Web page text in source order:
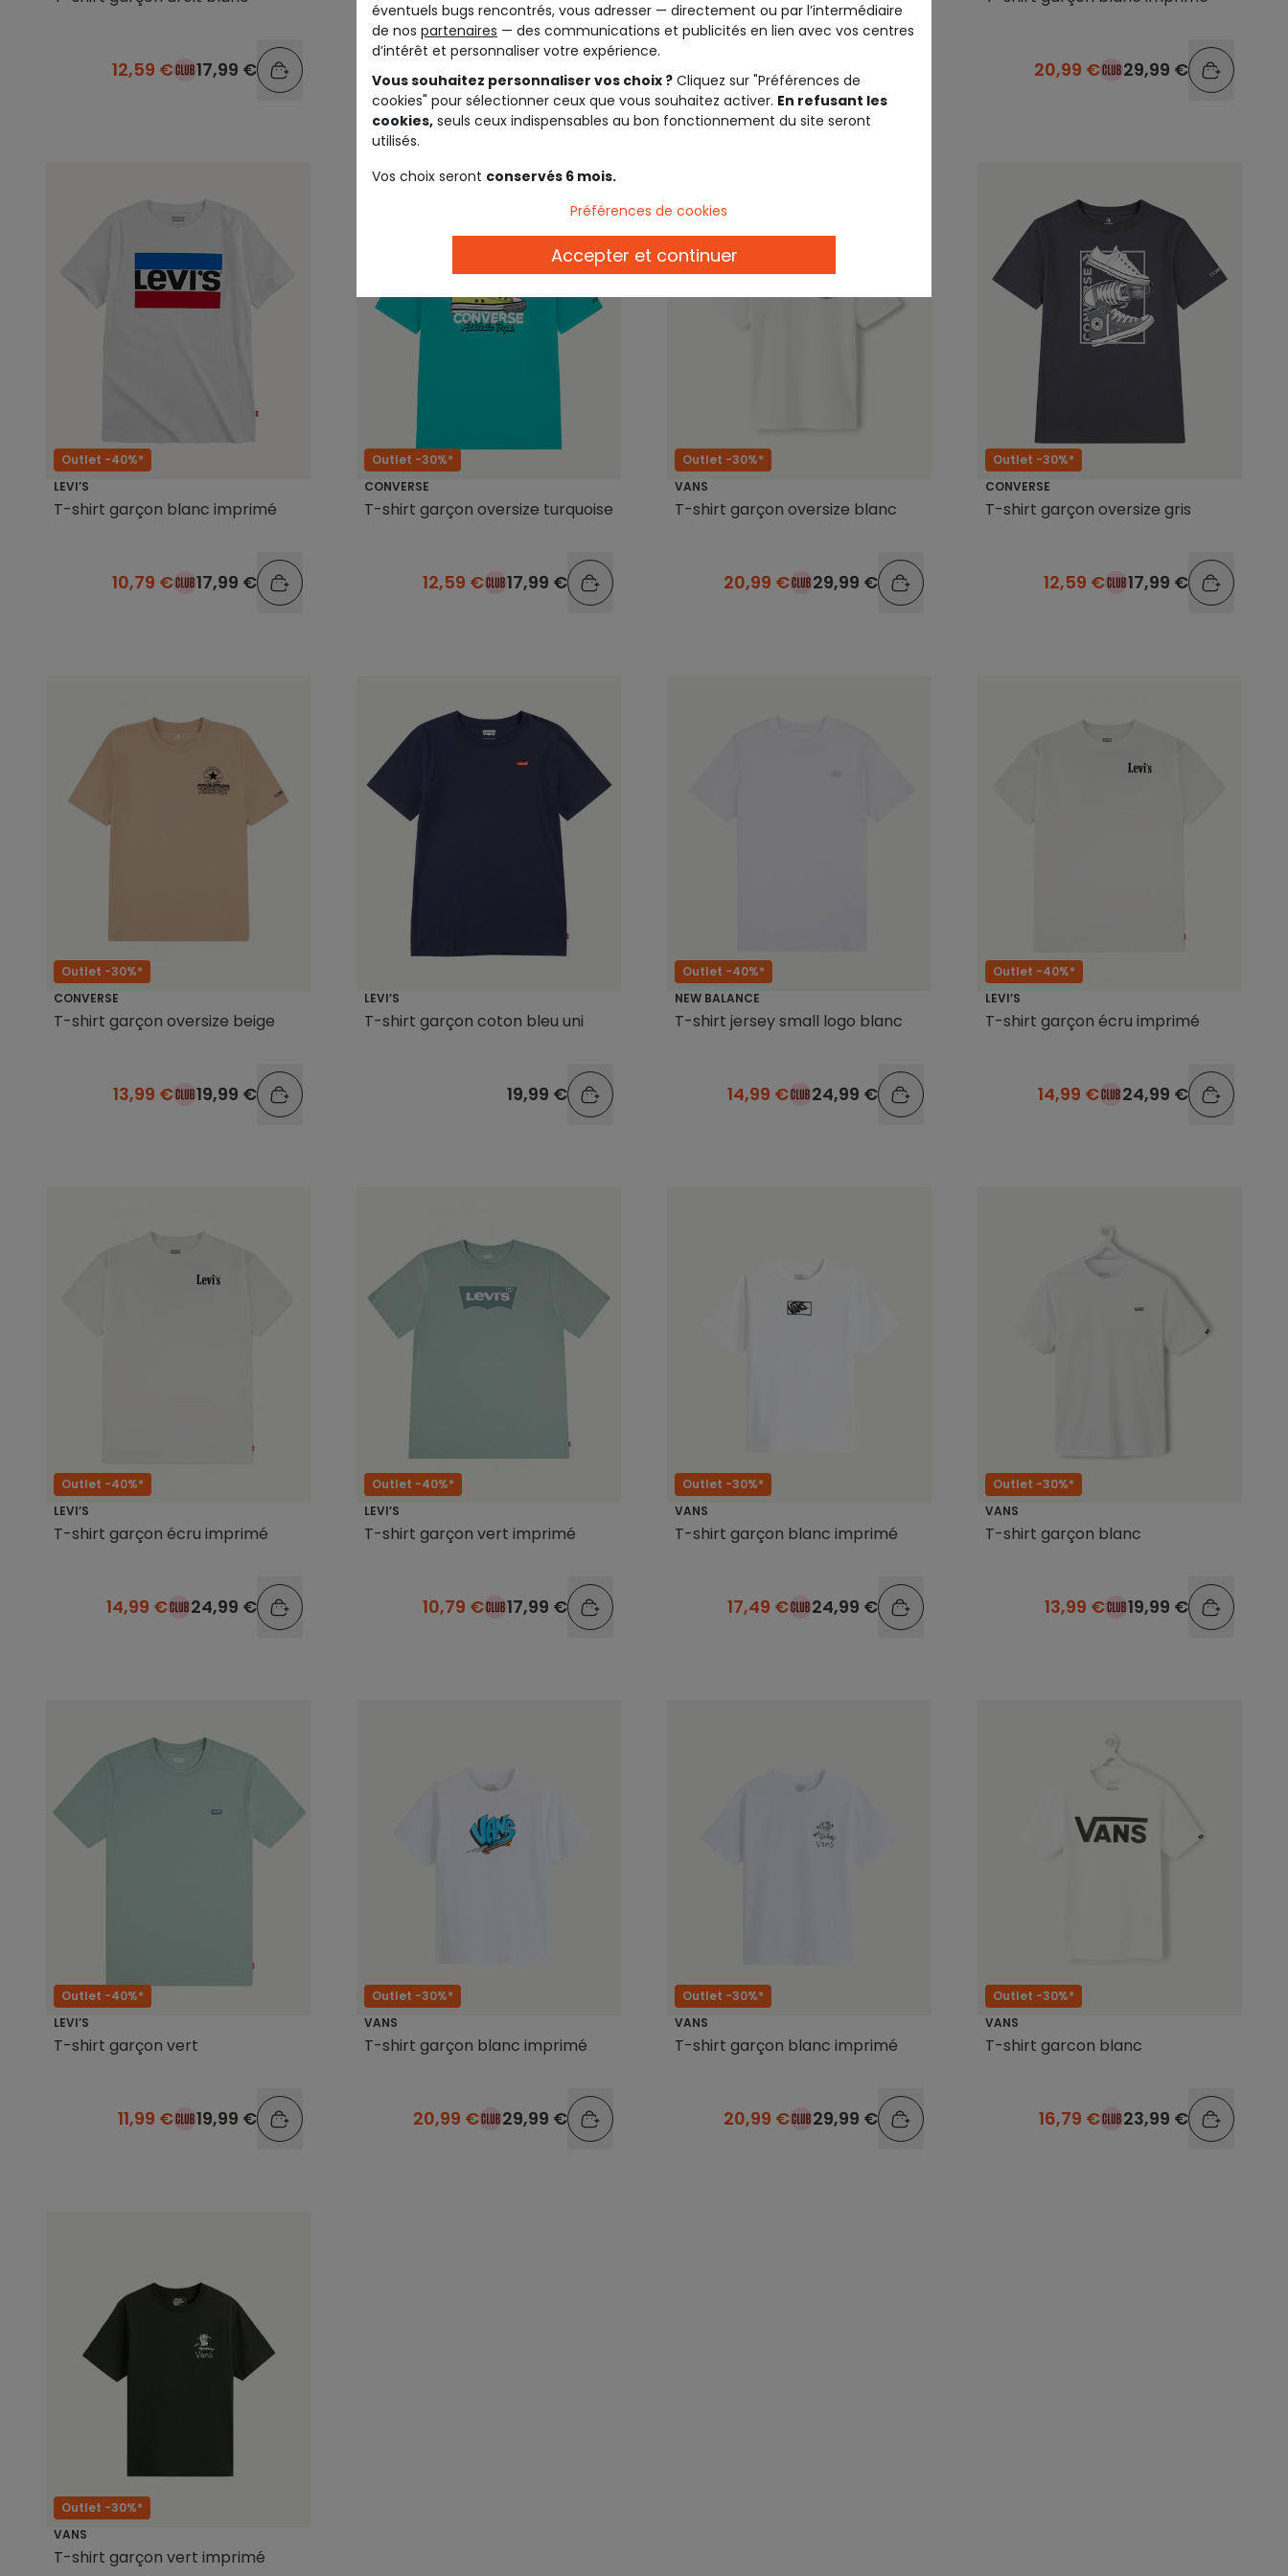
12,59 € 17,99 € 13,99 € 19,99 € 20,99 € 29,99 € 20,99 € 29,99 €
Outlet -40%*
LEVI’S
T-shirt garçon blanc imprimé
10,79 € 17,99 €
Outlet -30%*
CONVERSE
T-shirt garçon oversize turquoise
12,59 € 17,99 €
Outlet -30%*
VANS
T-shirt garçon oversize blanc
20,99 € 29,99 €
Outlet -30%*
CONVERSE
T-shirt garçon oversize gris
12,59 € 17,99 €
Outlet -30%*
CONVERSE
T-shirt garçon oversize beige
13,99 € 19,99 €
LEVI’S
T-shirt garçon coton bleu uni
19,99 €
Outlet -40%*
NEW BALANCE
T-shirt jersey small logo blanc
14,99 € 24,99 €
Outlet -40%*
LEVI’S
T-shirt garçon écru imprimé
14,99 € 24,99 €
Outlet -40%*
LEVI’S
T-shirt garçon écru imprimé
14,99 € 24,99 €
Outlet -40%*
LEVI’S
T-shirt garçon vert imprimé
10,79 € 17,99 €
Outlet -30%*
VANS
T-shirt garçon blanc imprimé
17,49 € 24,99 €
Outlet -30%*
VANS
T-shirt garçon blanc
13,99 € 19,99 €
Outlet -40%*
LEVI’S
T-shirt garçon vert
11,99 € 19,99 €
Outlet -30%*
VANS
T-shirt garçon blanc imprimé
20,99 € 29,99 €
Outlet -30%*
VANS
T-shirt garçon blanc imprimé
20,99 € 29,99 €
Outlet -30%*
VANS
T-shirt garcon blanc
16,79 € 23,99 €
Outlet -30%*
VANS
T-shirt garçon vert imprimé
éventuels bugs rencontrés, vous adresser — directement ou par l’intermédiaire
de nos partenaires — des communications et publicités en lien avec vos centres
d’intérêt et personnaliser votre expérience.
Vous souhaitez personnaliser vos choix ? Cliquez sur "Préférences de
cookies" pour sélectionner ceux que vous souhaitez activer. En refusant les
cookies, seuls ceux indispensables au bon fonctionnement du site seront
utilisés.
Vos choix seront conservés 6 mois.
Préférences de cookies
Accepter et continuer